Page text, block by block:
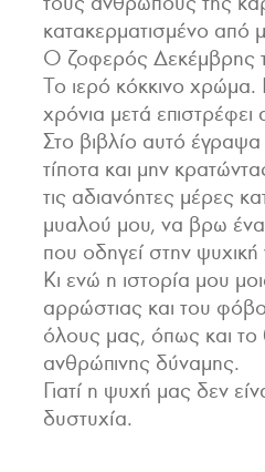
κατακερματισμένο από
Ο ζοφερός Δεκέμβρης
Το ιερό κόκκινο
χρόνια μετά
Στο βιβλίο αυτό
τίποτα και μην
τις αδιανόητες μέρες
μυαλού μου, να βρω
που οδηγεί στην
Κι ενώ η ιστορία μου
αρρώστιας και του
όλους μας, όπως και το
ανθρώπινης δύναμης.
Γιατί η ψυχή μας δεν
δυστυχία.